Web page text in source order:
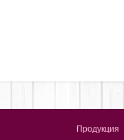
Продукция